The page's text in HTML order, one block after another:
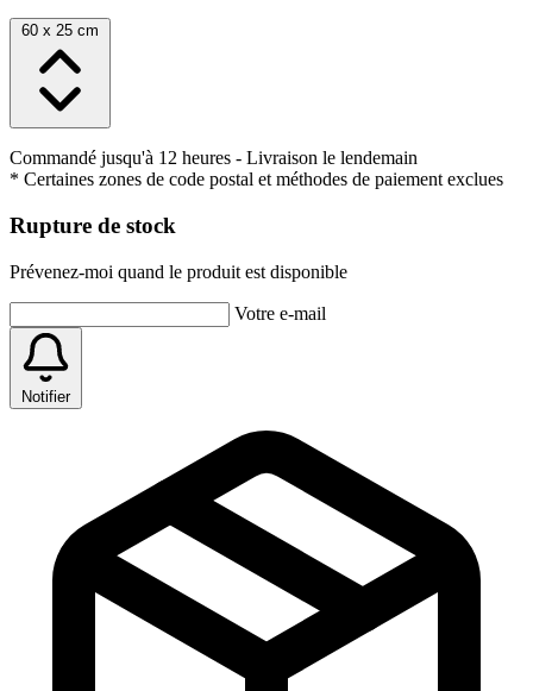
60 x 25 cm
Commandé jusqu'à 12 heures - Livraison le lendemain
* Certaines zones de code postal et méthodes de paiement exclues
Rupture de stock
Prévenez-moi quand le produit est disponible
Votre e-mail
Notifier